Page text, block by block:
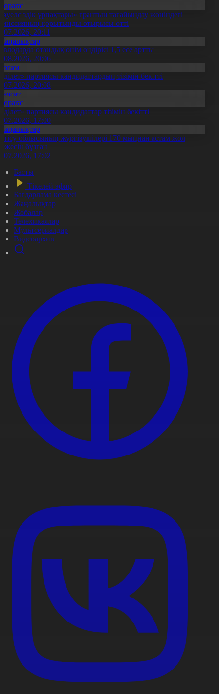
ұрпақтары» грантын тағайындау жөніндегі
қорытынды отырысы өтті
20:11
отандық өнім өндірісі 1,5 есе артты
20:06
партиясы кандидаттардың тізімін бекітті
20:08
партиясы кандидаттар тізімін бекітті
17:00
облысының жүргізушілері 170 мыңнан астам жол
бұзған
17:02
Басты
Тікелей эфир
Бағдарлама кестесі
Жаңалықтар
Жобалар
Телехикаялар
Мультсериалдар
Видеоархив